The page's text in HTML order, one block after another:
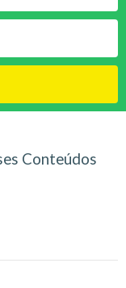
Conteúdos